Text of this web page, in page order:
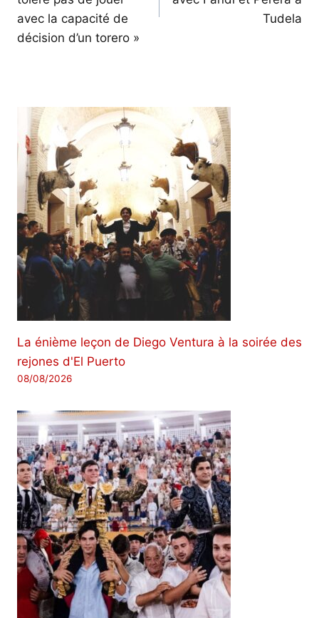
avec la capacité de
décision d’un torero »
Tudela
La énième leçon de Diego Ventura à la soirée des
rejones d'El Puerto
08/08/2026